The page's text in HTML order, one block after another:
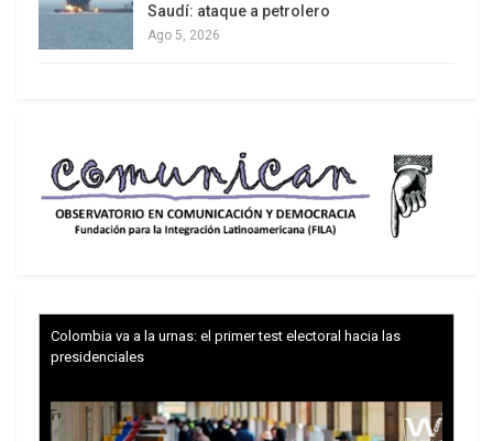
Saudí: ataque a petrolero
Ago 5, 2026
Colombia va a la urnas: el primer test electoral hacia las
presidenciales